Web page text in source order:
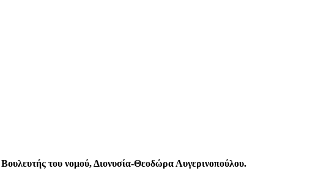
του νομού, Διονυσία-Θεοδώρα Αυγερινοπούλου.